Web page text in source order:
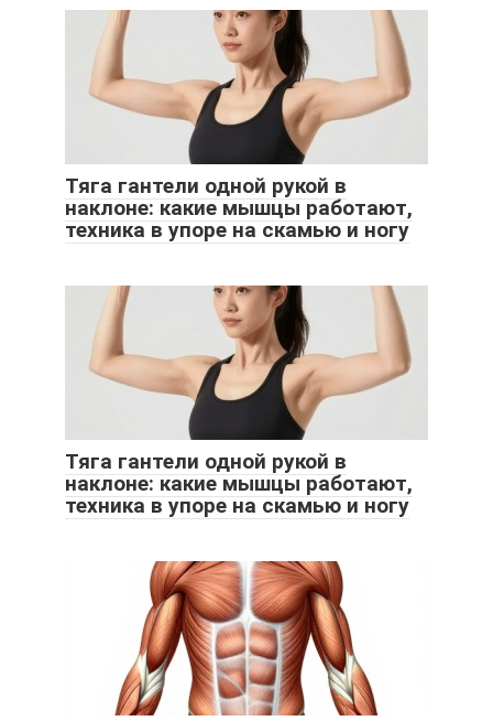
Тяга гантели одной рукой в
наклоне: какие мышцы работают,
техника в упоре на скамью и ногу
Тяга гантели одной рукой в
наклоне: какие мышцы работают,
техника в упоре на скамью и ногу